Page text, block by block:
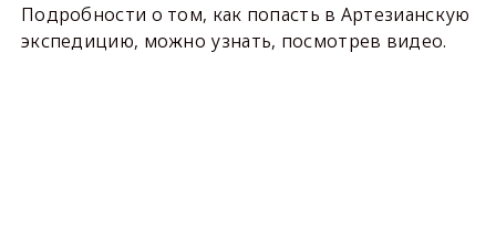
Подробности о том, как попасть в Артезианскую
экспедицию, можно узнать, посмотрев видео.